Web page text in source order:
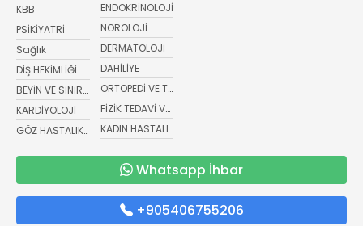
KBB
PSİKİYATRİ
Sağlık
DİŞ HEKİMLİĞİ
BEYİN VE SİNİR CERRAHİSİ
KARDİYOLOJİ
GÖZ HASTALIKLARI
ENDOKRİNOLOJİ
NÖROLOJİ
DERMATOLOJİ
DAHİLİYE
ORTOPEDİ VE TRAVMATOLOJİ
FİZİK TEDAVİ VE REHABİLİTASYON
KADIN HASTALIKLARI VE DOĞUM
Whatsapp İhbar
+905406755206